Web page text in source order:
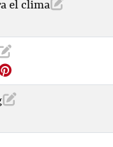
el clima